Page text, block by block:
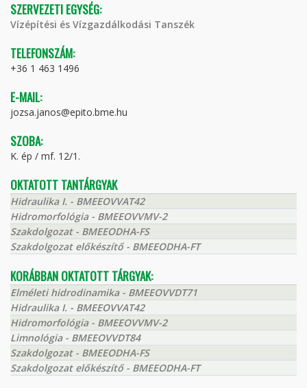
SZERVEZETI EGYSÉG:
Vízépítési és Vízgazdálkodási Tanszék
TELEFONSZÁM:
+36 1 463 1496
E-MAIL:
jozsa.janos@epito.bme.hu
SZOBA:
K. ép / mf. 12/1.
OKTATOTT TANTÁRGYAK
Hidraulika I. - BMEEOVVAT42
Hidromorfológia - BMEEOVVMV-2
Szakdolgozat - BMEEODHA-FS
Szakdolgozat előkészítő - BMEEODHA-FT
KORÁBBAN OKTATOTT TÁRGYAK:
Elméleti hidrodinamika - BMEEOVVDT71
Hidraulika I. - BMEEOVVAT42
Hidromorfológia - BMEEOVVMV-2
Limnológia - BMEEOVVDT84
Szakdolgozat - BMEEODHA-FS
Szakdolgozat előkészítő - BMEEODHA-FT